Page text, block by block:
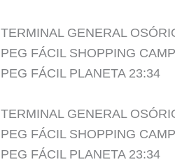
TERMINAL GENERAL
PEG FÁCIL SHOPPING
PEG FÁCIL PLANETA 23:34
TERMINAL GENERAL
PEG FÁCIL SHOPPING
PEG FÁCIL PLANETA 23:34